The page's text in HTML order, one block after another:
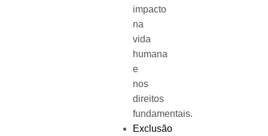
impacto
na
vida
humana
e
nos
direitos
fundamentais.
Exclusão